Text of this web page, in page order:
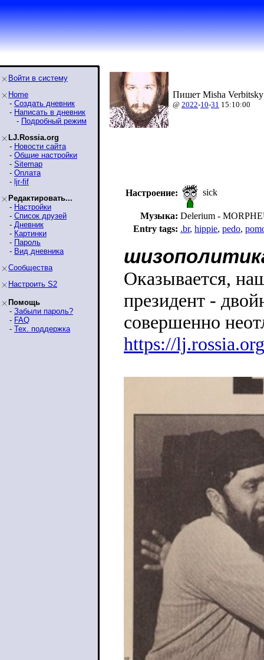
Войти в систему
Home
- Создать дневник
- Написать в дневник
- Подробный режим
LJ.Rossia.org
- Новости сайта
- Общие настройки
- Sitemap
- Оплата
- ljr-fif
Редактировать...
- Настройки
- Список друзей
- Дневник
- Картинки
- Пароль
- Вид дневника
Сообщества
Настроить S2
Помощь
- Забыли пароль?
- FAQ
- Тех. поддержка
Пишет Misha
@ 2022-10-31 15:10:00
Настроение: sick
Музыка: Delerium -
Entry tags: .br, hippie, pedo,
Оказывается,
президент -
совершенно
https://